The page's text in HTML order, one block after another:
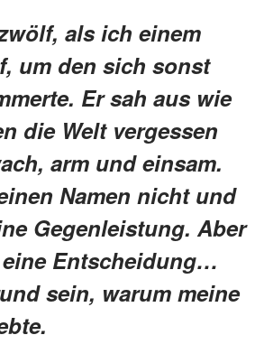
als ich einem
um den sich sonst
Er sah aus wie
die Welt vergessen
arm und einsam.
Namen nicht und
Gegenleistung. Aber
Entscheidung…
sein, warum meine